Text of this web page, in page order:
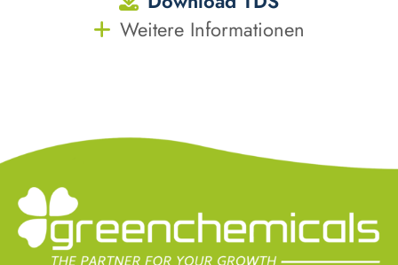
Weitere Informationen